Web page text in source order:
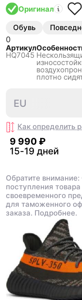
Оригинал
Обувь
0
Артикул
HQ7045
плотно
EU
Как определить
9 990 ₽
15-19 дней
Обратите
поступления
своевременного
для таможенного
заказа. Подробнее.